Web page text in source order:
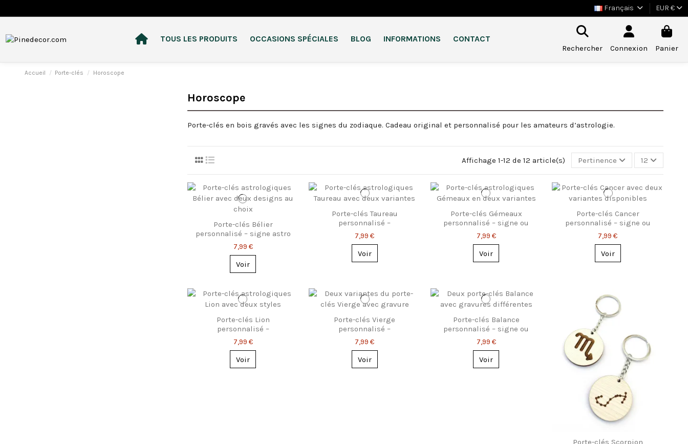
Français EUR €
TOUS LES PRODUITS OCCASIONS SPÉCIALES BLOG INFORMATIONS CONTACT
Rechercher Connexion Panier
Accueil Porte-clés Horoscope
Horoscope
Porte-clés en bois gravés avec les signes du zodiaque. Cadeau original et personnalisé pour les amateurs d’astrologie.
Affichage 1-12 de 12 article(s) Pertinence 12
Porte-clés Bélier
personnalisé – signe astro
ou constellation
7,99 €
Voir
Porte-clés Taureau
personnalisé –
constellation ou signe
astro
7,99 €
Voir
Porte-clés Gémeaux
personnalisé – signe ou
constellation
7,99 €
Voir
Porte-clés Cancer
personnalisé – signe ou
constellation
7,99 €
Voir
Porte-clés Lion
personnalisé –
constellation ou symbole
7,99 €
Voir
Porte-clés Vierge
personnalisé –
constellation ou symbole
7,99 €
Voir
Porte-clés Balance
personnalisé – signe ou
constellation
7,99 €
Voir
Porte-clés Scorpion